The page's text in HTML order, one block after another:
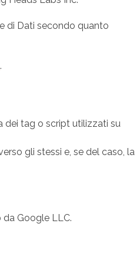
di Dati secondo quanto
.
dei tag o script utilizzati su
gli stessi e, se del caso, la
Google LLC.